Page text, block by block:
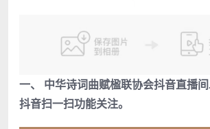
一、 中华诗词曲赋楹联协会抖音直播
抖音扫一扫功能关注。